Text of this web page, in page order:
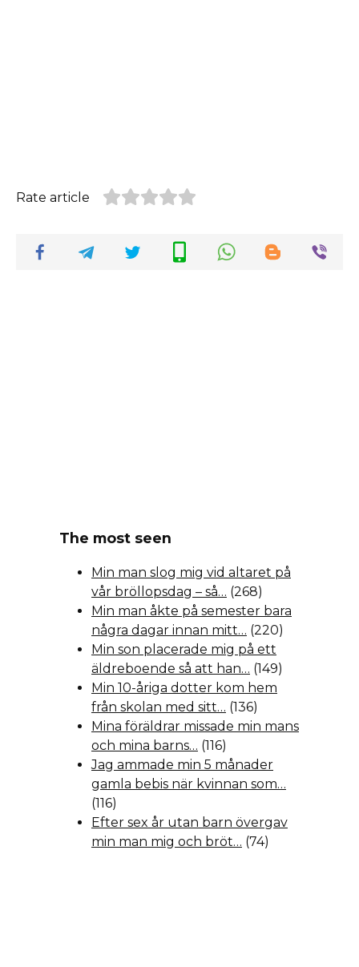
Rate article
The most seen
Min man slog mig vid altaret på
vår bröllopsdag – så… (268)
Min man åkte på semester bara
några dagar innan mitt… (220)
Min son placerade mig på ett
äldreboende så att han… (149)
Min 10-åriga dotter kom hem
från skolan med sitt… (136)
Mina föräldrar missade min mans
och mina barns… (116)
Jag ammade min 5 månader
gamla bebis när kvinnan som…
(116)
Efter sex år utan barn övergav
min man mig och bröt… (74)